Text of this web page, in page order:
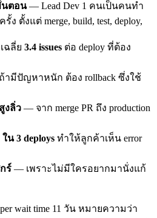
นตอน— Lead Dev 1 คนเป็นคนทำ
รั้ง ตั้งแต่ merge, build, test, deploy,
ฉลี่ย 3.4 issues ต่อ deploy ที่ต้อง
มีปัญหาหนัก ต้อง rollback ซึ่งใช้
งลิ่ว — จาก merge PR ถึง production
ใน 3 deploys ทำให้ลูกค้าเห็น error
ร์ — เพราะไม่มีใครอยากมานั่งแก้
wait time 11 วัน หมายความว่า